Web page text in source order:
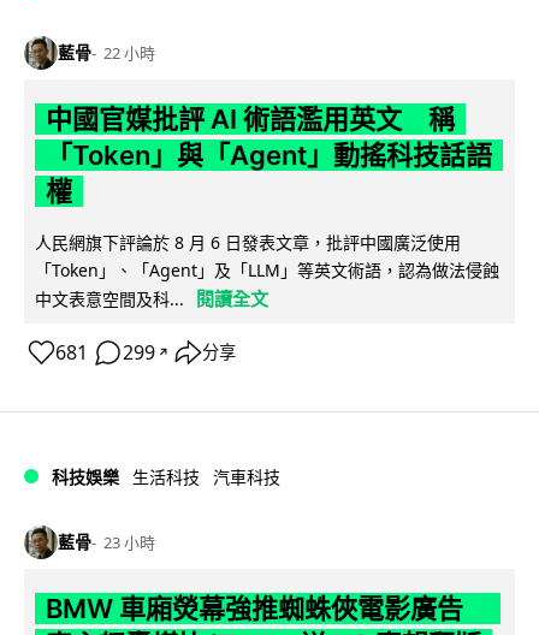
藍骨 22 小時
中國官媒批評 AI 術語濫用英文 稱
「Token」與「Agent」動搖科技話語
權
人民網旗下評論於 8 月 6 日發表文章，批評中國廣泛使用
「Token」、「Agent」及「LLM」等英文術語，認為做法侵蝕
中文表意空間及科...
閱讀全文
681 299 ↗ 分享
科技娛樂 生活科技 汽車科技
藍骨 23 小時
BMW 車廂熒幕強推蜘蛛俠電影廣告